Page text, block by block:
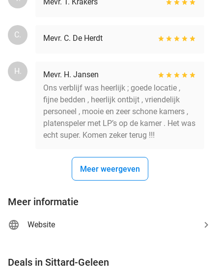
C. Mevr. C. De Herdt
H.
Mevr. H. Jansen
Ons verblijf was heerlijk ; goede locatie ,
fijne bedden , heerlijk ontbijt , vriendelijk
personeel , mooie en zeer schone kamers ,
platenspeler met LP’s op de kamer . Het was
echt super. Komen zeker terug !!!
Meer weergeven
Meer informatie
Website
Deals in Sittard-Geleen